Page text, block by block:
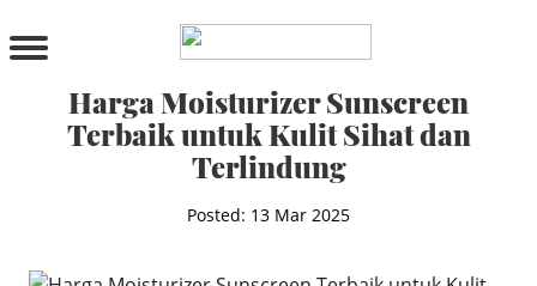
PRODUCTS
Cleanser
Toner
Serum & Treatment
Moisturizer
Harga Moisturizer Sunscreen
Terbaik untuk Kulit Sihat dan
Terlindung
Posted: 13 Mar 2025